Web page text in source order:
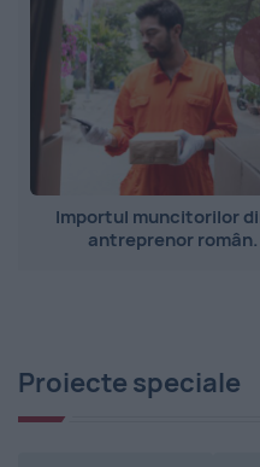
Importul muncitorilor
antreprenor
Proiecte speciale